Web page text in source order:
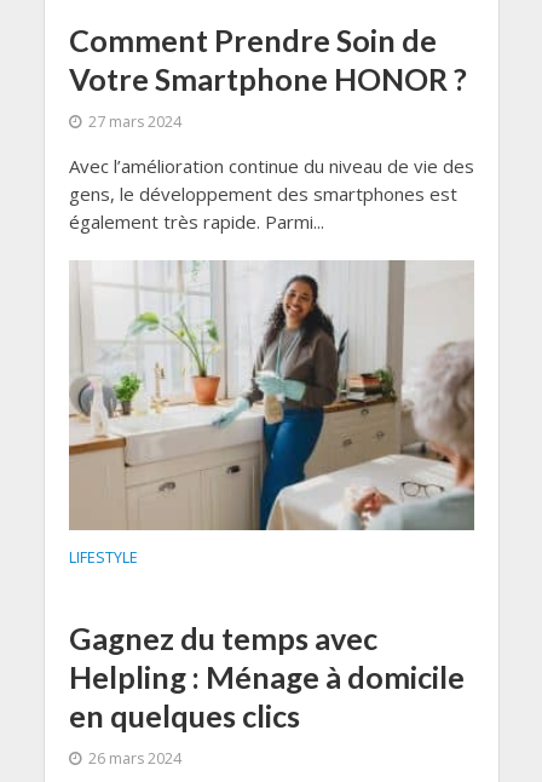
Comment Prendre Soin de
Votre Smartphone HONOR ?
27 mars 2024
Avec l’amélioration continue du niveau de vie des
gens, le développement des smartphones est
également très rapide. Parmi...
LIFESTYLE
Gagnez du temps avec
Helpling : Ménage à domicile
en quelques clics
26 mars 2024